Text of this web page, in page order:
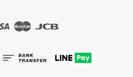
Visa Master